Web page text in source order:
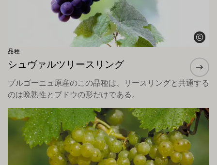
品種
シュヴァルツリースリング
ブルゴーニュ原産のこの品種は、リースリングと共通する
のは晩熟性とブドウの形だけである。
もっと詳しく